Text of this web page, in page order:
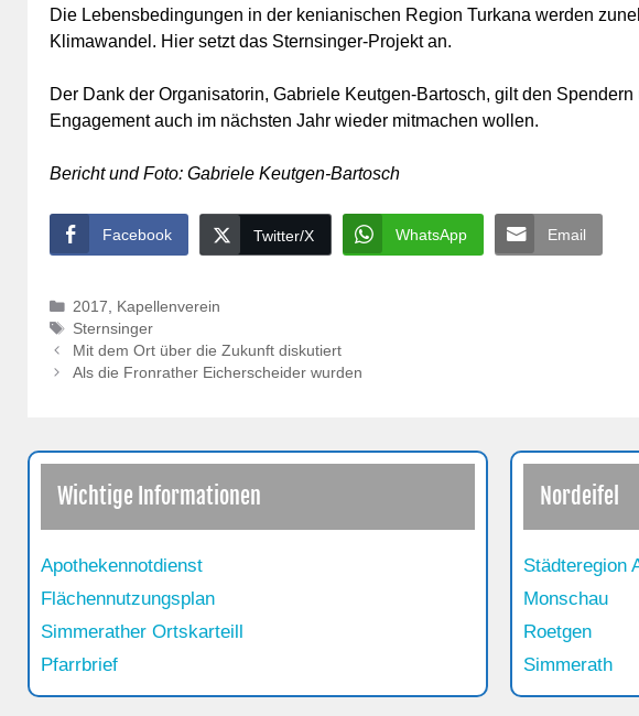
Die Lebensbedingungen in der kenianischen Region Turkana werden
Klimawandel. Hier setzt das Sternsinger-Projekt an.
Der Dank der Organisatorin, Gabriele Keutgen-Bartosch, gilt den
Engagement auch im nächsten Jahr wieder mitmachen wollen.
Bericht und Foto: Gabriele Keutgen-Bartosch
Facebook Twitter/X WhatsApp Email
Kategorien
2017, Kapellenverein
Schlagwörter
Sternsinger
Mit dem Ort über die Zukunft diskutiert
Als die Fronrather Eicherscheider wurden
Wichtige Informationen
Apothekennotdienst
Flächennutzungsplan
Simmerather Ortskarteill
Pfarrbrief
Nordeifel
Städteregion
Monschau
Roetgen
Simmerath